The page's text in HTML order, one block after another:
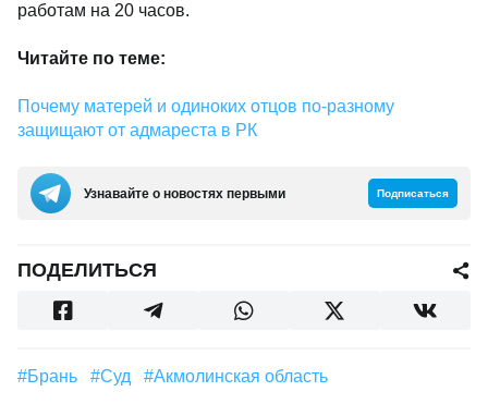
работам на 20 часов.
Читайте по теме:
Почему матерей и одиноких отцов по-разному
защищают от адмареста в РК
Узнавайте о новостях первыми Подписаться
ПОДЕЛИТЬСЯ
#брань #суд #Акмолинская область